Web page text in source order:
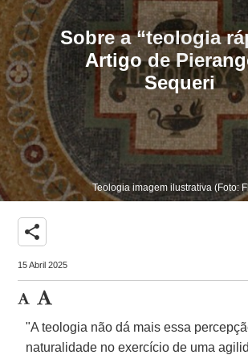
Sobre a “teologia
Artigo de
Sequeri
Teologia imagem ilustrativa (Foto:
share
15 Abril 2025
"A teologia não dá mais essa
naturalidade no exercício de uma